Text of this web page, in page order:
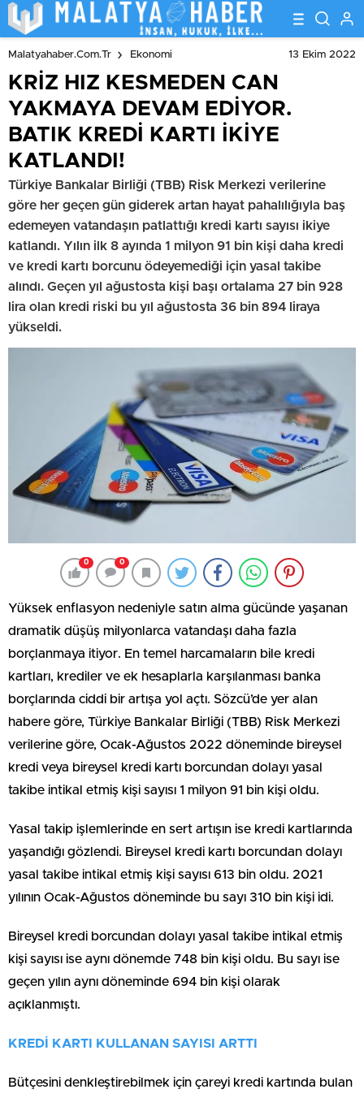
Malatyahaber.com.tr Ekonomi 13 Ekim 2022
KRİZ HIZ KESMEDEN CAN
YAKMAYA DEVAM EDİYOR.
BATIK KREDİ KARTI İKİYE
KATLANDI!
Türkiye Bankalar Birliği (TBB) Risk Merkezi verilerine
göre her geçen gün giderek artan hayat pahalılığıyla baş
edemeyen vatandaşın patlattığı kredi kartı sayısı ikiye
katlandı. Yılın ilk 8 ayında 1 milyon 91 bin kişi daha kredi
ve kredi kartı borcunu ödeyemediği için yasal takibe
alındı. Geçen yıl ağustosta kişi başı ortalama 27 bin 928
lira olan kredi riski bu yıl ağustosta 36 bin 894 liraya
yükseldi.
0 0
Yüksek enflasyon nedeniyle satın alma gücünde yaşanan
dramatik düşüş milyonlarca vatandaşı daha fazla
borçlanmaya itiyor. En temel harcamaların bile kredi
kartları, krediler ve ek hesaplarla karşılanması banka
borçlarında ciddi bir artışa yol açtı. Sözcü’de yer alan
habere göre, Türkiye Bankalar Birliği (TBB) Risk Merkezi
verilerine göre, Ocak-Ağustos 2022 döneminde bireysel
kredi veya bireysel kredi kartı borcundan dolayı yasal
takibe intikal etmiş kişi sayısı 1 milyon 91 bin kişi oldu.
Yasal takip işlemlerinde en sert artışın ise kredi kartlarında
yaşandığı gözlendi. Bireysel kredi kartı borcundan dolayı
yasal takibe intikal etmiş kişi sayısı 613 bin oldu. 2021
yılının Ocak-Ağustos döneminde bu sayı 310 bin kişi idi.
Bireysel kredi borcundan dolayı yasal takibe intikal etmiş
kişi sayısı ise aynı dönemde 748 bin kişi oldu. Bu sayı ise
geçen yılın aynı döneminde 694 bin kişi olarak
açıklanmıştı.
KREDİ KARTI KULLANAN SAYISI ARTTI
Bütçesini denkleştirebilmek için çareyi kredi kartında bulan